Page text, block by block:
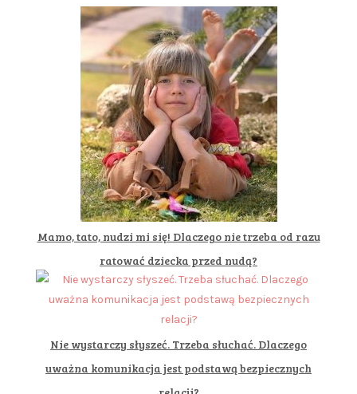
Mamo, tato, nudzi mi się! Dlaczego nie trzeba od razu
ratować dziecka przed nudą?
Nie wystarczy słyszeć. Trzeba słuchać. Dlaczego
uważna komunikacja jest podstawą bezpiecznych